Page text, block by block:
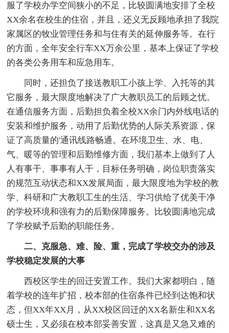
服了学校办学空间狭小的不足，比较圆满地安排了全校
XX余名在校生的住宿，并且，还义无反顾地承担了我院
家属区的牧业管理任务和与住有关的延伸服务等。在行
的方面，全年安全行车XX万余公里，基本上保证了学校
的各类公务用车和应急用车。
同时，还担负了接送教职工小孩上学、入托等的其
它服务，最大限度地解决了广大教职员工的后顾之忧。
在通信服务方面，后勤担负着全校XX余门内外线电话的
安装和维护服务，动用了后勤优势的人际关系资源，保
证了高质量的'通讯线路畅通。在环境卫生、水、电、
气、暖等的管理和后勤维修方面，我们基本上做到了人
人有事干、事事有人干，目标任务明确，岗位职责落实
的规范互动状态和XX发展局面，最大限度地为学校的教
学、科研和广大教职工生的生活、学习供给了优美干净
的学校环境和强有力的后勤保障服务。比较圆满地完成
了学校赋予后勤的职能任务。
二、克服急、难、险、重，完成了学校交办的涉及
学校稳定发展的大事
西校区学生的回迁安置工作。我们大家都明白，随
着学校的连年扩招，校本部的住宿条件已经到达饱和状
态，但XX年XX月，从XX校区回迁的XX名新生和XX名
硕士生，又必须在校本部妥善安置，这真是又急又难的